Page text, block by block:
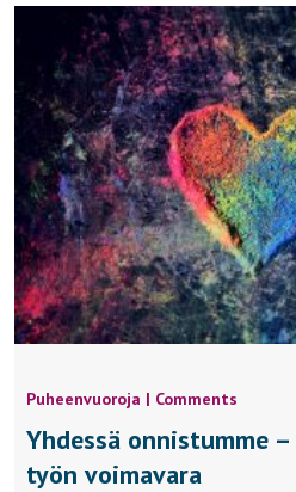
Puheenvuoroja | Comments
Yhdessä onnistumme
työn voimavara